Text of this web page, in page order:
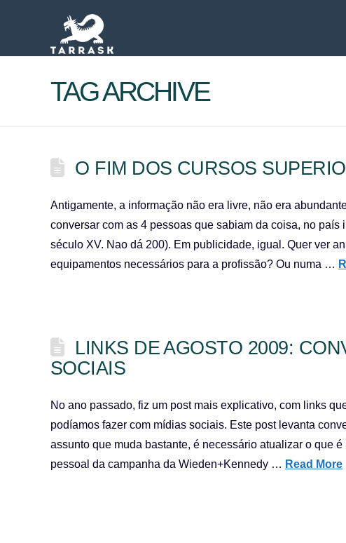
TAG ARCHIVE
O FIM DOS CURSOS
Antigamente, a informação não era livre, não era
conversar com as 4 pessoas que sabiam da coisa, no
século XV. Nao dá 200). Em publicidade, igual. Quer ver
equipamentos necessários para a profissão? Ou numa …
LINKS DE AGOSTO 2009:
SOCIAIS
No ano passado, fiz um post mais explicativo, com links
podíamos fazer com mídias sociais. Este post levanta
assunto que muda bastante, é necessário atualizar o que
pessoal da campanha da Wieden+Kennedy … Read More